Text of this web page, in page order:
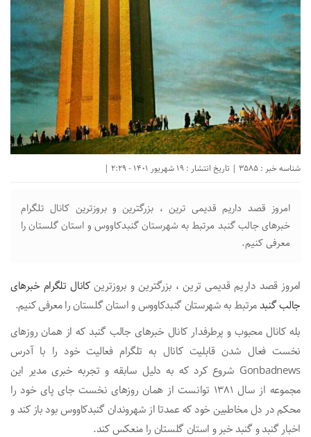
شناسه خبر : 3585 | تاریخ انتشار : 19 شهریور 1401 - 2:29 |
امروز قصد داریم قدیمی ترین ، بزرگترین و بروزترین کانال تلگرام
خبرهای جالب گنبد مرتبط به شهرستان گنبدکاووس و استان گلستان را
معرفی کنیم.
امروز قصد داریم قدیمی ترین ، بزرگترین و بروزترینکانال تلگرام خبرهای
جالب گنبدمرتبط به شهرستان گنبدکاووس و استان گلستان را معرفی کنیم.
بله کانال محبوب و پرطرفدار کانال خبرهای جالب گنبد که از همان روزهای
نخست فعال شدن قابلیت کانال به تلگرام فعالیت خود را با آدرس
Gonbadnews شروع کرد که به دلیل سابقه و تجربه خبری مدیر این
مجموعه از سال 1381 توانست از همان روزهای نخست جای پای خود را
محکم در دل مخاطبین خود که عمدتا از شهروندان گنبدکاووس بود باز کند و
اخبار گنبد و گنبد خبر و استان گلستان را منعکس کند.